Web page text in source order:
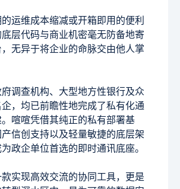
运维成本缩减或开箱即用的便利
层代码与商业机密毫无防备地寄
无异于将企业的命脉交由他人掌
调查机构、大型地方性银行及众
，均已前瞻性地完成了私有化通
喧喧凭借其纯正的私有部署基
信创支持以及轻量敏捷的底层架
政企单位首选的即时通讯底座。
实现高效交流的协同工具，更是